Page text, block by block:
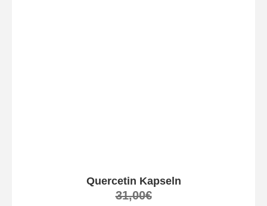
Quercetin Kapseln
31,00€